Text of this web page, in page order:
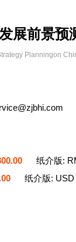
展前景
Planningon
纸介版:
纸介版: USD